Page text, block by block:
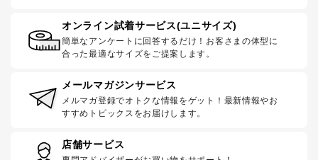
オンライン試着サービス(ユニサイズ)
簡単なアンケートに回答するだけ！お客さまの体型に
合った最適なサイズをご提案します。
メールマガジンサービス
メルマガ登録でオトクな情報をゲット！最新情報やお
すすめトピックスをお届けします。
店舗サービス